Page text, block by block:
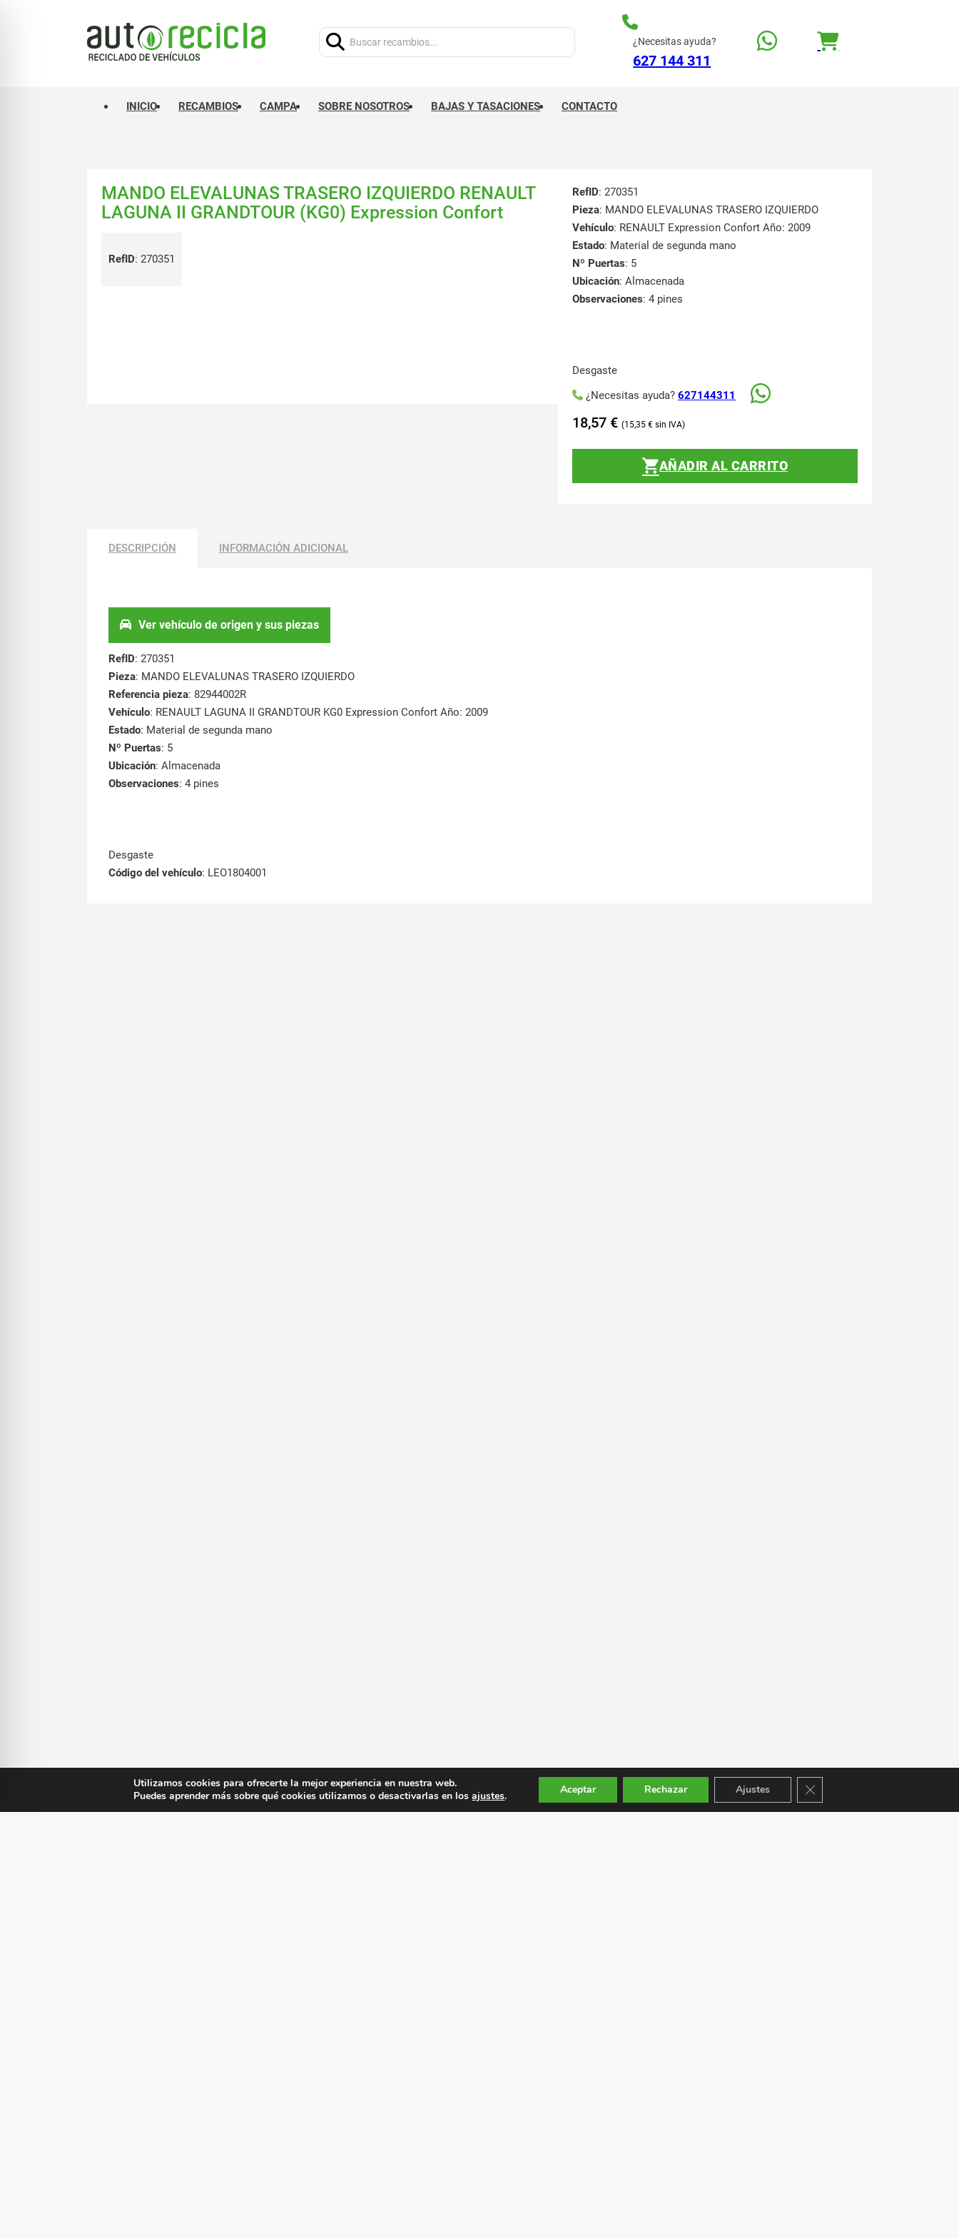
¿Necesitas ayuda?
627 144 311
INICIO RECAMBIOS CAMPA SOBRE NOSOTROS BAJAS Y TASACIONES CONTACTO
MANDO ELEVALUNAS TRASERO IZQUIERDO RENAULT
LAGUNA II GRANDTOUR (KG0) Expression Confort
RefID: 270351
RefID: 270351
Pieza: MANDO ELEVALUNAS TRASERO IZQUIERDO
Vehículo: RENAULT Expression Confort Año: 2009
Estado: Material de segunda mano
Nº Puertas: 5
Ubicación: Almacenada
Observaciones: 4 pines
Desgaste
¿Necesitas ayuda? 627144311
18,57 € 15,35 €
AÑADIR AL CARRITO
DESCRIPCIÓN INFORMACIÓN ADICIONAL
Ver vehículo de origen y sus piezas
RefID: 270351
Pieza: MANDO ELEVALUNAS TRASERO IZQUIERDO
Referencia pieza: 82944002R
Vehículo: RENAULT LAGUNA II GRANDTOUR KG0 Expression Confort Año: 2009
Estado: Material de segunda mano
Nº Puertas: 5
Ubicación: Almacenada
Observaciones: 4 pines
Desgaste
Código del vehículo: LEO1804001
Utilizamos cookies para ofrecerte la mejor experiencia en nuestra web.
Puedes aprender más sobre qué cookies utilizamos o desactivarlas en losajustes. Aceptar Rechazar Ajustes Cerrar el banner de cookies RGPD